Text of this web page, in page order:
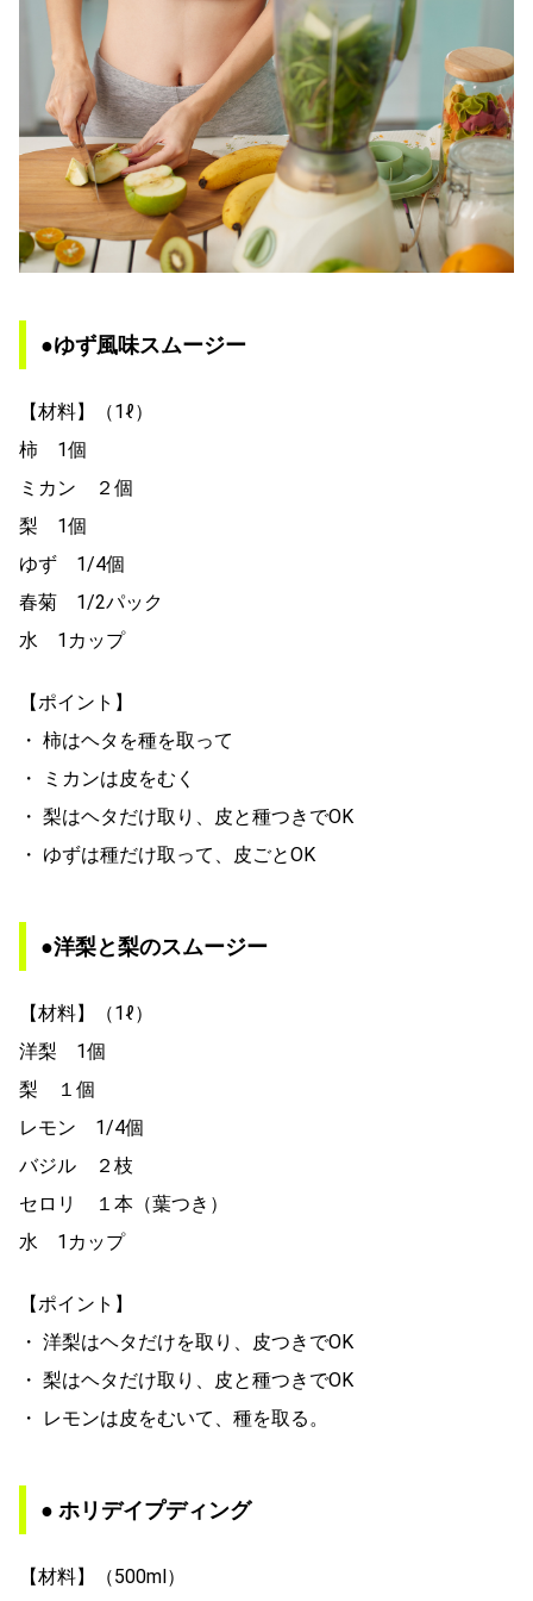
●ゆず風味スムージー
【材料】（1ℓ）
柿 1個
ミカン ２個
梨 1個
ゆず 1/4個
春菊 1/2パック
水 1カップ
【ポイント】
・ 柿はヘタを種を取って
・ ミカンは皮をむく
・ 梨はヘタだけ取り、皮と種つきでOK
・ ゆずは種だけ取って、皮ごとOK
●洋梨と梨のスムージー
【材料】（1ℓ）
洋梨 1個
梨 １個
レモン 1/4個
バジル ２枝
セロリ １本（葉つき）
水 1カップ
【ポイント】
・ 洋梨はヘタだけを取り、皮つきでOK
・ 梨はヘタだけ取り、皮と種つきでOK
・ レモンは皮をむいて、種を取る。
● ホリデイプディング
【材料】（500ml）